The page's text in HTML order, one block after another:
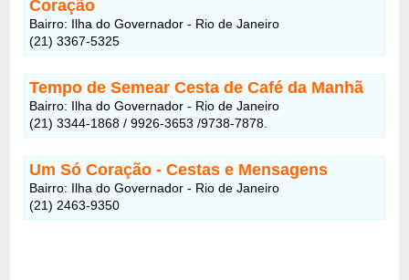
Coração
Bairro: Ilha do Governador - Rio de Janeiro
(21) 3367-5325
Tempo de Semear Cesta de Café da Manhã
Bairro: Ilha do Governador - Rio de Janeiro
(21) 3344-1868 / 9926-3653 /9738-7878.
Um Só Coração - Cestas e Mensagens
Bairro: Ilha do Governador - Rio de Janeiro
(21) 2463-9350